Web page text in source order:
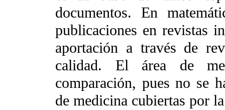
documentos. En
publicaciones en revistas
aportación a través de
calidad. El área de
comparación, pues no se
de medicina cubiertas por